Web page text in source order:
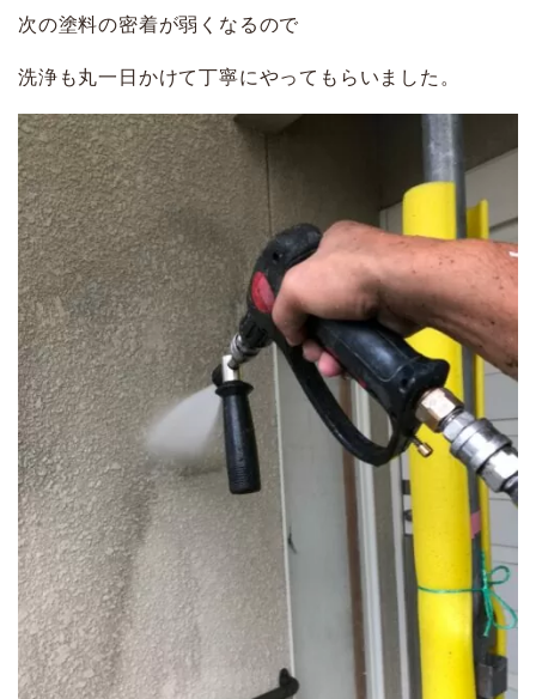
次の塗料の密着が弱くなるので
洗浄も丸一日かけて丁寧にやってもらいました。